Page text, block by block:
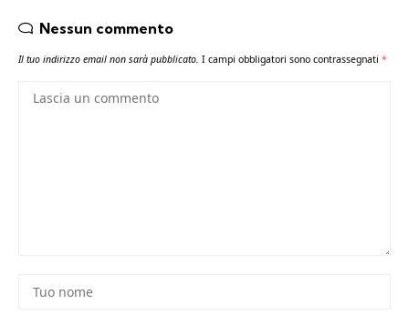
Nessun commento
Il tuo indirizzo email non sarà pubblicato. I campi obbligatori sono contrassegnati *